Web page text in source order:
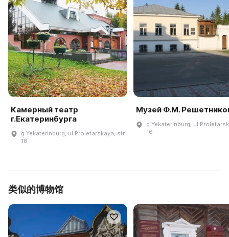
Камерный театр
г.Екатеринбурга
g Yekaterinburg, ul Proletarskaya, str
18
Музей Ф.М.
g Yekaterinburg, ul
16
类似的博物馆